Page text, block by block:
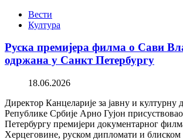
Вести
Култура
Руска премијера филма о Сави
одржана у Санкт Петербургу
18.06.2026
Директор Канцеларије за јавну и културну
Републике Србије Арно Гујон
Петербургу премијери документарног
Херцеговине, руском дипломати и